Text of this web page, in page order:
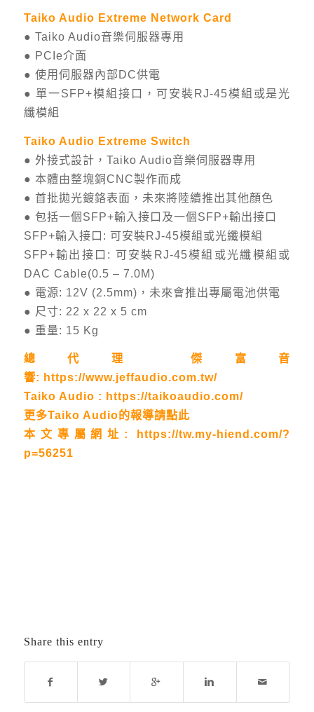
Taiko Audio Extreme Network Card
● Taiko Audio音樂伺服器專用
● PCIe介面
● 使用伺服器內部DC供電
● 單一SFP+模組接口，可安裝RJ-45模組或是光
纖模組
Taiko Audio Extreme Switch
● 外接式設計，Taiko Audio音樂伺服器專用
● 本體由整塊銅CNC製作而成
● 首批拋光鍍鉻表面，未來將陸續推出其他顏色
● 包括一個SFP+輸入接口及一個SFP+輸出接口
SFP+輸入接口: 可安裝RJ-45模組或光纖模組
SFP+輸出接口: 可安裝RJ-45模組或光纖模組或
DAC Cable(0.5 – 7.0M)
● 電源: 12V (2.5mm)，未來會推出專屬電池供電
● 尺寸: 22 x 22 x 5 cm
● 重量: 15 Kg
總代理 傑富音
響: https://www.jeffaudio.com.tw/
Taiko Audio : https://taikoaudio.com/
更多Taiko Audio的報導請點此
本文專屬網址:
https://tw.my-hiend.com/?
p=56251
Share this entry